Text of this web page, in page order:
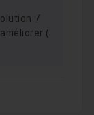
:/
(